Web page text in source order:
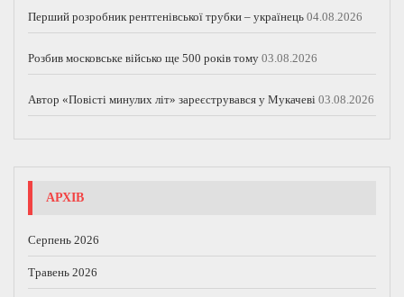
Перший розробник рентгенівської трубки – українець 04.08.2026
Розбив московське військо ще 500 років тому 03.08.2026
Автор «Повісті минулих літ» зареєструвався у Мукачеві 03.08.2026
АРХІВ
Серпень 2026
Травень 2026